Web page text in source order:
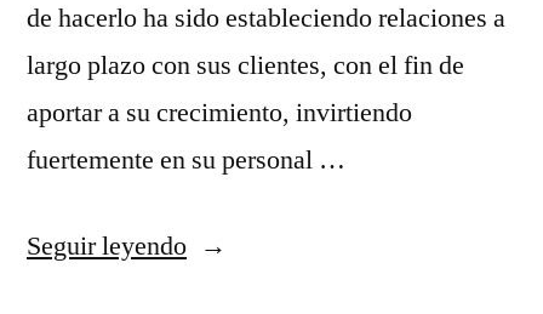
de hacerlo ha sido estableciendo relaciones a
largo plazo con sus clientes, con el fin de
aportar a su crecimiento, invirtiendo
fuertemente en su personal …
Seguir leyendo